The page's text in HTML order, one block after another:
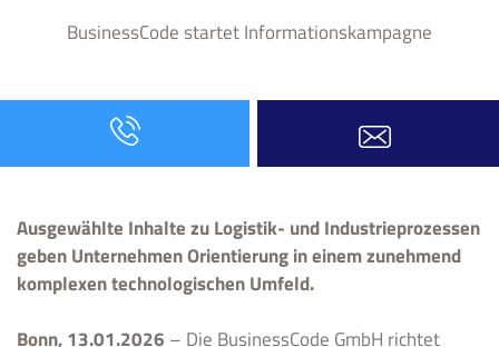
BusinessCode startet Informationskampagne
Ausgewählte Inhalte zu Logistik- und Industrieprozessen
geben Unternehmen Orientierung in einem zunehmend
komplexen technologischen Umfeld.
Bonn, 13.01.2026 – Die BusinessCode GmbH richtet